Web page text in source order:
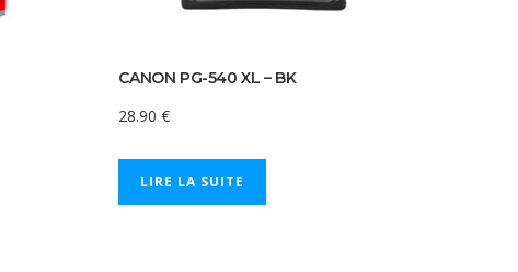
CANON PG-540 XL – BK
28.90€
LIRE LA SUITE